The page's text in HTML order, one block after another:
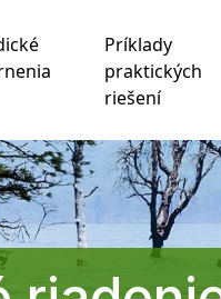
a služby a na
Príklady
praktických
riešení